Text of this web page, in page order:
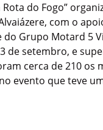
Rota do Fogo”
com o
do Grupo Motard 5
de setembro, e
cerca de 210 os
evento que teve